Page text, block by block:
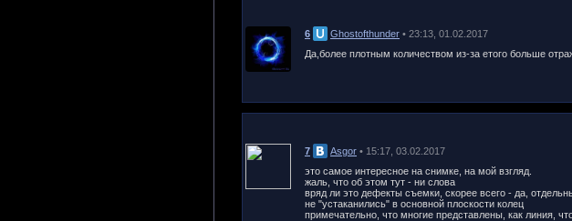
6 Ghostofthunder • 23:13, 01.02.2017
Да,более плотным количеством из-за етого больше
7 Asgor • 15:17, 03.02.2017
это самое интересное на снимке, на мой взгляд.
жаль, что об этом тут - ни слова
вряд ли это дефекты съемки, скорее всего - да,
не "устаканились" в основной плоскости колец
примечательно, что многие представлены, как линия,